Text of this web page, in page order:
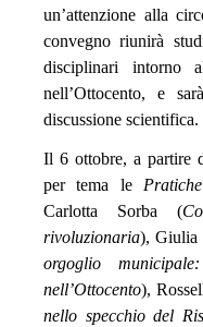
un’attenzione alla
convegno riunirà
disciplinari intorno
nell’Ottocento, e
discussione scientifica.
Il 6 ottobre, a partire
per tema le
Carlotta Sorba (
rivoluzionaria), Giulia
orgoglio
nell’Ottocento),
nello specchio del